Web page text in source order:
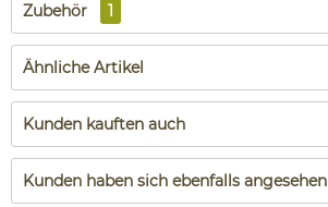
Zubehör 1
Ähnliche Artikel
Kunden kauften auch
Kunden haben sich ebenfalls angesehen